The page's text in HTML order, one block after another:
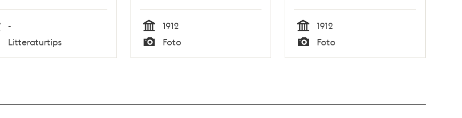
-
Litteraturtips Tid
1912
Typ
Foto Tid
1912
Typ
Foto